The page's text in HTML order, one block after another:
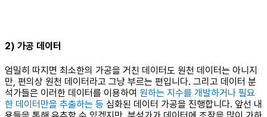
2) 가공 데이터
엄밀히 따지면 최소한의 가공을 거친 데이터도 원천 데이터는 아니지
만, 편의상 원천 데이터라고 그냥 부르는 편입니다. 그리고 데이터 분
석가들은 이러한 데이터를 이용하여 원하는 지수를 개발하거나 필요
한 데이터만을 추출하는 등 심화된 데이터 가공을 진행합니다. 앞선 내